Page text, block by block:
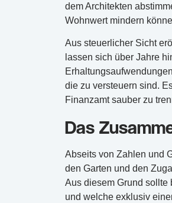
dem Architekten
Wohnwert mindern
Aus steuerlicher Sicht
lassen sich über Jahre
die zu versteuern sind.
Finanzamt sauber zu
Das
Abseits von Zahlen und
den Garten und den
Aus diesem Grund sollte
und welche exklusiv